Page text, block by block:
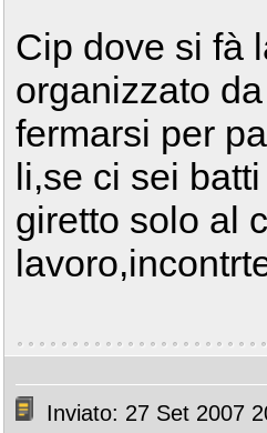
Cip dove si fà
organizzato
fermarsi per
li,se ci sei
giretto solo al
Inviato: 27 Set 2007